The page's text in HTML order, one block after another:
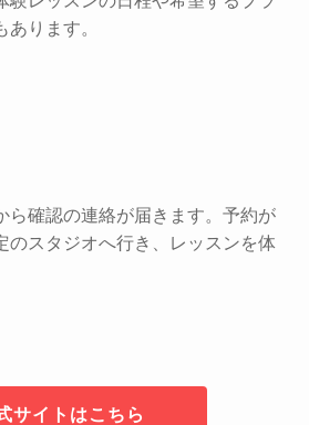
ります。
ら確認の連絡が届きます。予約が
のスタジオへ行き、レッスンを体
サイトはこちら